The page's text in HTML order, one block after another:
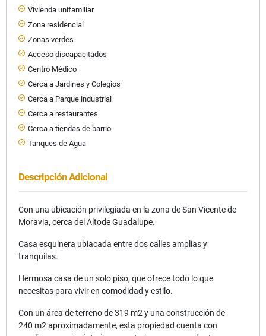
Vivienda unifamiliar
Zona residencial
Zonas verdes
Acceso discapacitados
Centro Médico
Cerca a Jardines y Colegios
Cerca a Parque industrial
Cerca a restaurantes
Cerca a tiendas de barrio
Tanques de Agua
Descripción Adicional
Con una ubicación privilegiada en la zona de San Vicente de
Moravia, cerca del Altode Guadalupe.
Casa esquinera ubiacada entre dos calles amplias y
tranquilas.
Hermosa casa de un solo piso, que ofrece todo lo que
necesitas para vivir en comodidad y estilo.
Con un área de terreno de 319 m2 y una construcción de
240 m2 aproximadamente, esta propiedad cuenta con